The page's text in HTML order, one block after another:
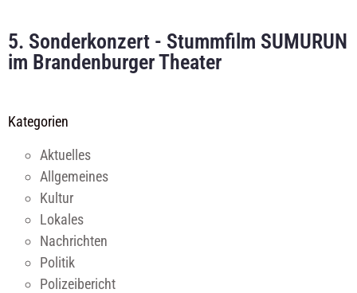
5. Sonderkonzert - Stummfilm SUMURUN
im Brandenburger Theater
Kategorien
Aktuelles
Allgemeines
Kultur
Lokales
Nachrichten
Politik
Polizeibericht